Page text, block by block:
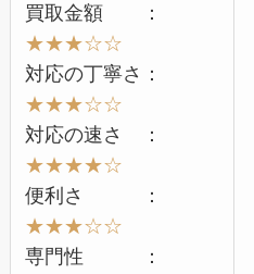
買取金額 ：
★★★☆☆
対応の丁寧さ：
★★★☆☆
対応の速さ ：
★★★★☆
便利さ ：
★★★☆☆
専門性 ：